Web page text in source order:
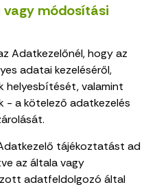
módosítási
Adatkezelőnél, hogy az
adatai kezeléséről,
helyesbítését, valamint
- a kötelező adatkezelés
tájékoztatást ad
az általa vagy
adatfeldolgozó által